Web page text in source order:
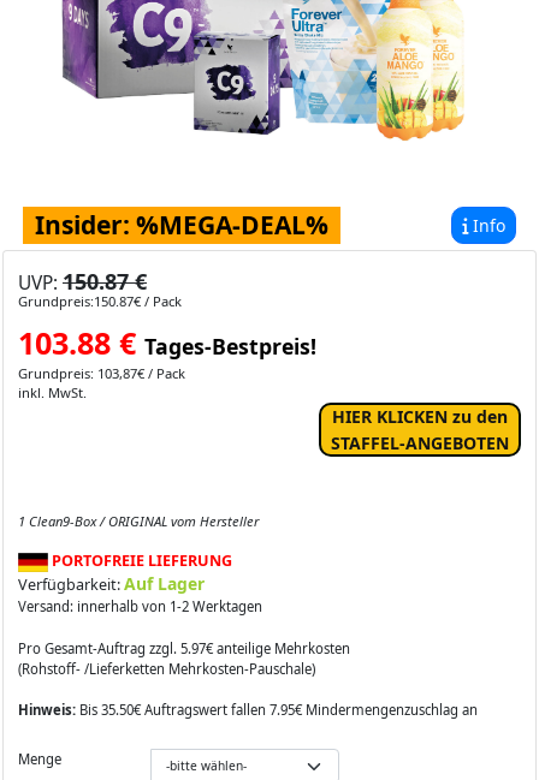
Info
Insider: %MEGA-DEAL%
UVP: 150.87 €
Grundpreis:150.87€ / Pack
103.88 € Tages-Bestpreis!
Grundpreis: 103,87€ / Pack
inkl. MwSt.
HIER KLICKEN zu den
STAFFEL-ANGEBOTEN
1 Clean9-Box / ORIGINAL vom Hersteller
PORTOFREIE LIEFERUNG
Verfügbarkeit:Auf Lager
Versand: innerhalb von 1-2 Werktagen
Pro Gesamt-Auftrag zzgl. 5.97€ anteilige Mehrkosten
(Rohstoff- /Lieferketten Mehrkosten-Pauschale)
Hinweis: Bis 35.50€ Auftragswert fallen 7.95€ Mindermengenzuschlag an
Menge